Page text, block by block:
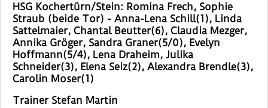
HSG Kochertürn/Stein: Romina Frech, Sophie
Straub (beide Tor) - Anna-Lena Schill(1), Linda
Sattelmaier, Chantal Beutter(6), Claudia Mezger,
Annika Gröger, Sandra Graner(5/0), Evelyn
Hoffmann(5/4), Lena Draheim, Julika
Schneider(3), Elena Seiz(2), Alexandra Brendle(3),
Carolin Moser(1)
Trainer Stefan Martin